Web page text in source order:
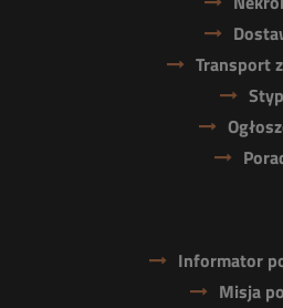
Transport
Informator
Misja